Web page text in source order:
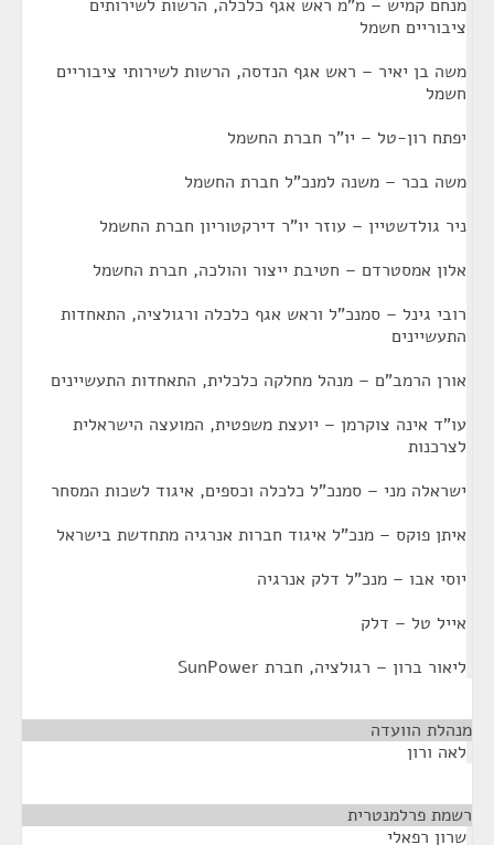
מנחם קמיש – מ"מ ראש אגף כלכלה, הרשות לשירותים
ציבוריים חשמל
משה בן יאיר – ראש אגף הנדסה, הרשות לשירותי ציבוריים
חשמל
יפתח רון-טל – יו"ר חברת החשמל
משה בכר – משנה למנכ"ל חברת החשמל
ניר גולדשטיין – עוזר יו"ר דירקטוריון חברת החשמל
אלון אמסטרדם – חטיבת ייצור והולכה, חברת החשמל
רובי גינל – סמנכ"ל וראש אגף כלכלה ורגולציה, התאחדות
התעשיינים
אורן הרמב"ם – מנהל מחלקה כלכלית, התאחדות התעשיינים
עו"ד אינה צוקרמן – יועצת משפטית, המועצה הישראלית
לצרכנות
ישראלה מני – סמנכ"ל כלכלה וכספים, איגוד לשכות המסחר
איתן פוקס – מנכ"ל איגוד חברות אנרגיה מתחדשת בישראל
יוסי אבו – מנכ"ל דלק אנרגיה
אייל טל – דלק
ליאור ברון – רגולציה, חברת SunPower
מנהלת הוועדה
לאה ורון
רשמת פרלמנטרית
שרון רפאלי